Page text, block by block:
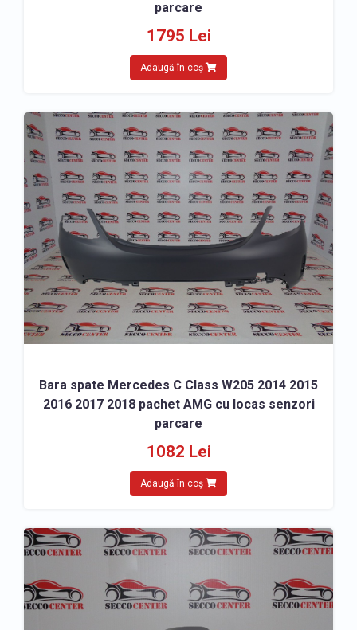
parcare
1795 Lei
Adaugă în coș
Bara spate Mercedes C Class W205 2014 2015
2016 2017 2018 pachet AMG cu locas senzori
parcare
1082 Lei
Adaugă în coș